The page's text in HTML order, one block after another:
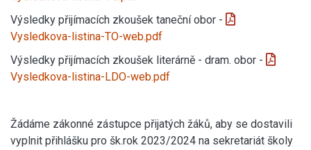
Výsledky přijímacích zkoušek taneční obor -
Vysledkova-listina-TO-web.pdf
Výsledky přijímacích zkoušek literárně - dram. obor -
Vysledkova-listina-LDO-web.pdf
Žádáme zákonné zástupce přijatých žáků, aby se dostavili
vyplnit přihlášku pro šk.rok 2023/2024 na sekretariát školy